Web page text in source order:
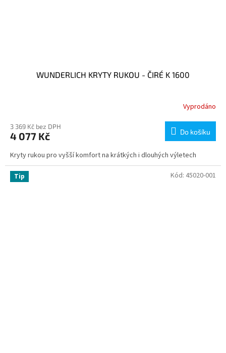
WUNDERLICH KRYTY RUKOU - ČIRÉ K 1600
Vyprodáno
3 369 Kč bez DPH
4 077 Kč Do košíku
Kryty rukou pro vyšší komfort na krátkých i dlouhých výletech
Tip Kód: 45020-001